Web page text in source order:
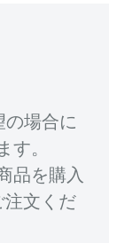
場合に
す。
品を購入
注文くだ